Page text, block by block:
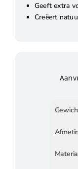
Geeft extra
Creëert